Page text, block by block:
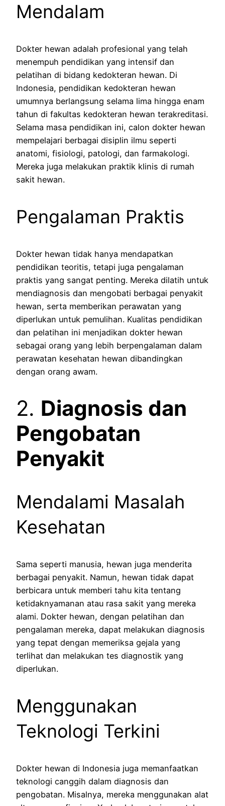
Mendalam
Dokter hewan adalah profesional yang telah
menempuh pendidikan yang intensif dan
pelatihan di bidang kedokteran hewan. Di
Indonesia, pendidikan kedokteran hewan
umumnya berlangsung selama lima hingga enam
tahun di fakultas kedokteran hewan terakreditasi.
Selama masa pendidikan ini, calon dokter hewan
mempelajari berbagai disiplin ilmu seperti
anatomi, fisiologi, patologi, dan farmakologi.
Mereka juga melakukan praktik klinis di rumah
sakit hewan.
Pengalaman Praktis
Dokter hewan tidak hanya mendapatkan
pendidikan teoritis, tetapi juga pengalaman
praktis yang sangat penting. Mereka dilatih untuk
mendiagnosis dan mengobati berbagai penyakit
hewan, serta memberikan perawatan yang
diperlukan untuk pemulihan. Kualitas pendidikan
dan pelatihan ini menjadikan dokter hewan
sebagai orang yang lebih berpengalaman dalam
perawatan kesehatan hewan dibandingkan
dengan orang awam.
2. Diagnosis dan
Pengobatan
Penyakit
Mendalami Masalah
Kesehatan
Sama seperti manusia, hewan juga menderita
berbagai penyakit. Namun, hewan tidak dapat
berbicara untuk memberi tahu kita tentang
ketidaknyamanan atau rasa sakit yang mereka
alami. Dokter hewan, dengan pelatihan dan
pengalaman mereka, dapat melakukan diagnosis
yang tepat dengan memeriksa gejala yang
terlihat dan melakukan tes diagnostik yang
diperlukan.
Menggunakan
Teknologi Terkini
Dokter hewan di Indonesia juga memanfaatkan
teknologi canggih dalam diagnosis dan
pengobatan. Misalnya, mereka menggunakan alat